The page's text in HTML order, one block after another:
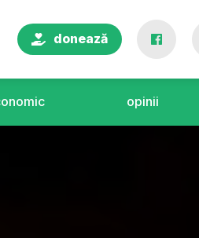
donează
opinii